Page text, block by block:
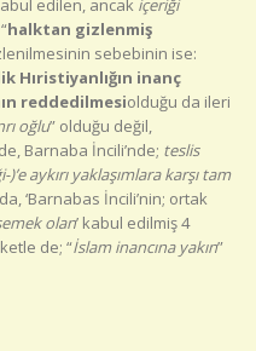
edilen, ancak içeriği
halktan gizlenmiş
sebebinin ise:
Hıristiyanlığın inanç
reddedilmesiolduğu da ileri
oğlu” olduğu değil,
Barnaba İncili’nde; teslis
aykırı yaklaşımlara karşı tam
‘Barnabas İncili’nin; ortak
olan’ kabul edilmiş 4
de; “İslam inancına yakın”